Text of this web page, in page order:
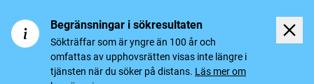
Begränsningar i sökresultaten
Sökträffar som är yngre än 100 år och
omfattas av upphovsrätten visas inte längre i
tjänsten när du söker på distans. Läs mer om